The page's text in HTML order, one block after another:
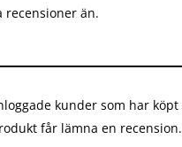
recensioner än.
kunder som har köpt
får lämna en recension.